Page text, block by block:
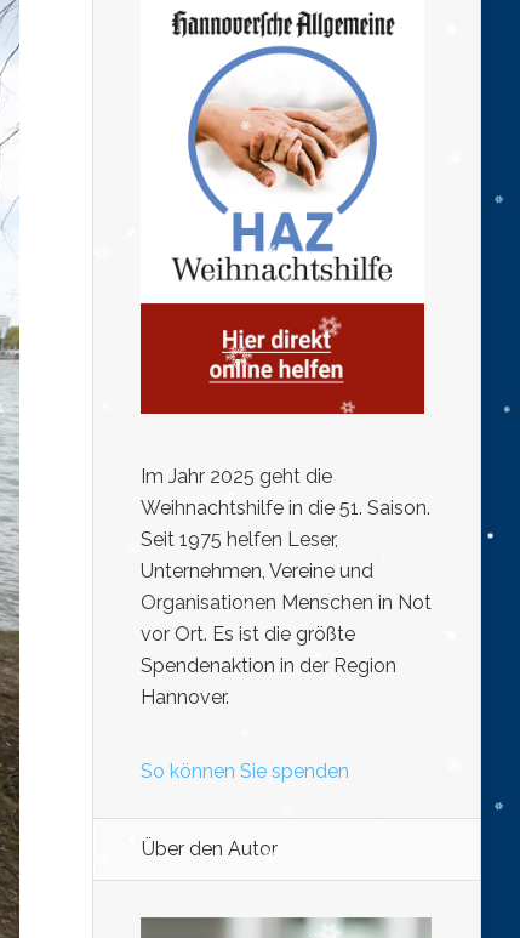
Im Jahr 2025 geht die
Weihnachtshilfe in die 51. Saison.
Seit 1975 helfen Leser,
Unternehmen, Vereine und
Organisationen Menschen in Not
vor Ort. Es ist die größte
Spendenaktion in der Region
Hannover.
So können Sie spenden
Über den Autor